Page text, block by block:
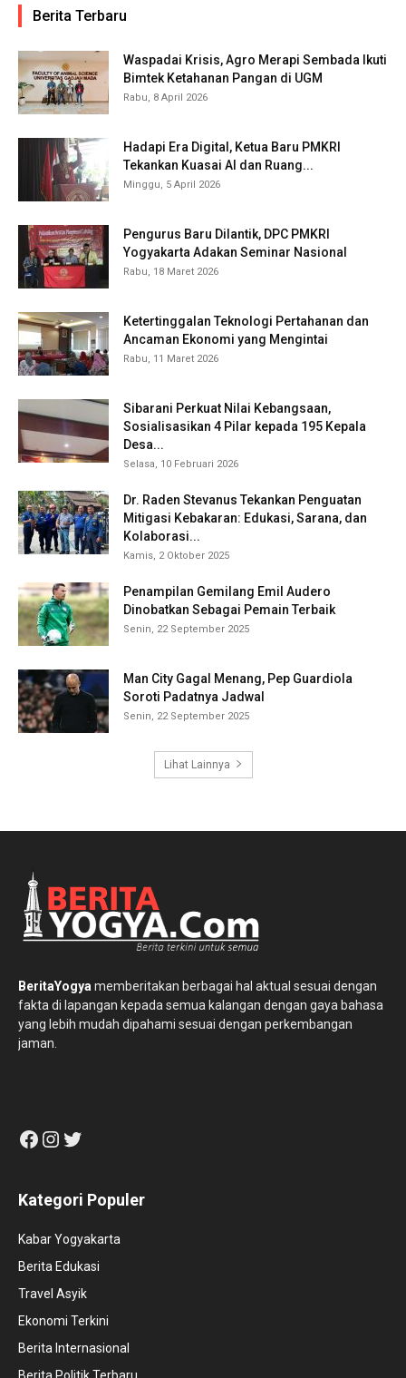
Berita Terbaru
Waspadai Krisis, Agro Merapi Sembada Ikuti
Bimtek Ketahanan Pangan di UGM
Rabu, 8 April 2026
Hadapi Era Digital, Ketua Baru PMKRI
Tekankan Kuasai AI dan Ruang...
Minggu, 5 April 2026
Pengurus Baru Dilantik, DPC PMKRI
Yogyakarta Adakan Seminar Nasional
Rabu, 18 Maret 2026
Ketertinggalan Teknologi Pertahanan dan
Ancaman Ekonomi yang Mengintai
Rabu, 11 Maret 2026
Sibarani Perkuat Nilai Kebangsaan,
Sosialisasikan 4 Pilar kepada 195 Kepala
Desa...
Selasa, 10 Februari 2026
Dr. Raden Stevanus Tekankan Penguatan
Mitigasi Kebakaran: Edukasi, Sarana, dan
Kolaborasi...
Kamis, 2 Oktober 2025
Penampilan Gemilang Emil Audero
Dinobatkan Sebagai Pemain Terbaik
Senin, 22 September 2025
Man City Gagal Menang, Pep Guardiola
Soroti Padatnya Jadwal
Senin, 22 September 2025
Lihat Lainnya
BeritaYogya memberitakan berbagai hal aktual sesuai dengan
fakta di lapangan kepada semua kalangan dengan gaya bahasa
yang lebih mudah dipahami sesuai dengan perkembangan
jaman.
Facebook
Instagram
Twitter
Kategori Populer
Kabar Yogyakarta
Berita Edukasi
Travel Asyik
Ekonomi Terkini
Berita Internasional
Berita Politik Terbaru